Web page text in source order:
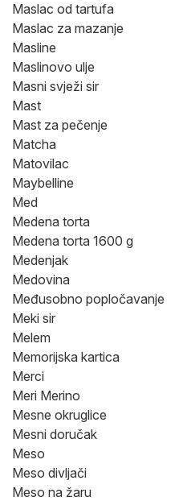
Maslac od tartufa
Maslac za mazanje
Masline
Maslinovo ulje
Masni svježi sir
Mast
Mast za pečenje
Matcha
Matovilac
Maybelline
Med
Medena torta
Medena torta 1600 g
Medenjak
Medovina
Međusobno popločavanje
Meki sir
Melem
Memorijska kartica
Merci
Meri Merino
Mesne okruglice
Mesni doručak
Meso
Meso divljači
Meso na žaru